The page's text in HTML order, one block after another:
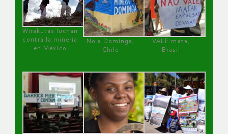
Wirakutas luchan
contra la minería
en México
No a Dominga,
Chile
VALE mata,
Brasil